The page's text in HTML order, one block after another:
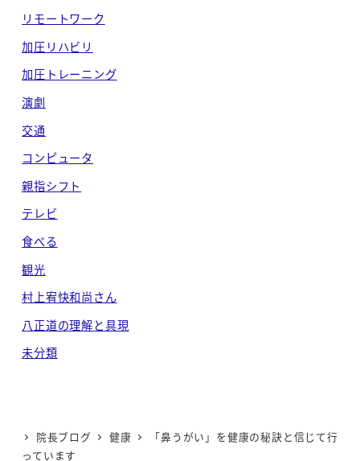
リモートワーク
加圧リハビリ
加圧トレーニング
演劇
交通
コンピュータ
親指シフト
テレビ
食べる
観光
村上宥快和尚さん
八正道の理解と具現
未分類
院長ブログ 健康
「鼻うがい」を健康の秘訣と信じて行
っています